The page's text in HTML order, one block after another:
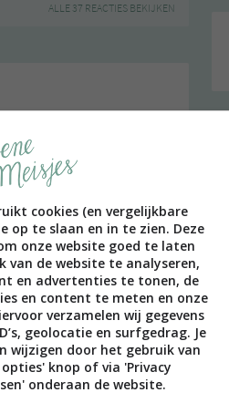
ALLE 37 REACTIES BEKIJKEN
.
Alles leuk en aardig,
en dan pas te
cookies (en vergelijkbare
op te slaan en in te zien. Deze
onze website goed te laten
de website te analyseren,
en advertenties te tonen, de
en content te meten en onze
verzamelen wij gegevens
geolocatie en surfgedrag. Je
wijzigen door het gebruik van
knop of via 'Privacy
onderaan de website.